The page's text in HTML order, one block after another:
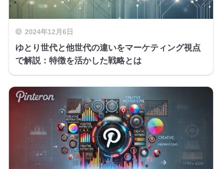
2024年12月6日
ゆとり世代と他世代の違いをマーケティング視点
で解説：特徴を活かした戦略とは